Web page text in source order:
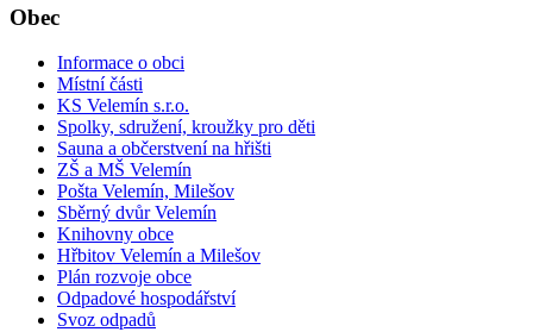
Obec
Informace o obci
Místní části
KS Velemín s.r.o.
Spolky, sdružení, kroužky pro děti
Sauna a občerstvení na hřišti
ZŠ a MŠ Velemín
Pošta Velemín, Milešov
Sběrný dvůr Velemín
Knihovny obce
Hřbitov Velemín a Milešov
Plán rozvoje obce
Odpadové hospodářství
Svoz odpadů